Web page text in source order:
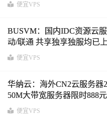
便宜VPS
BUSVM：国内IDC资源云
动/联通 共享独享独服均已
移动iPv6款¥199/年
便宜VPS
华纳云：海外CN2云服务器
50M大带宽服务器限时888
防服务器4折起
便宜VPS